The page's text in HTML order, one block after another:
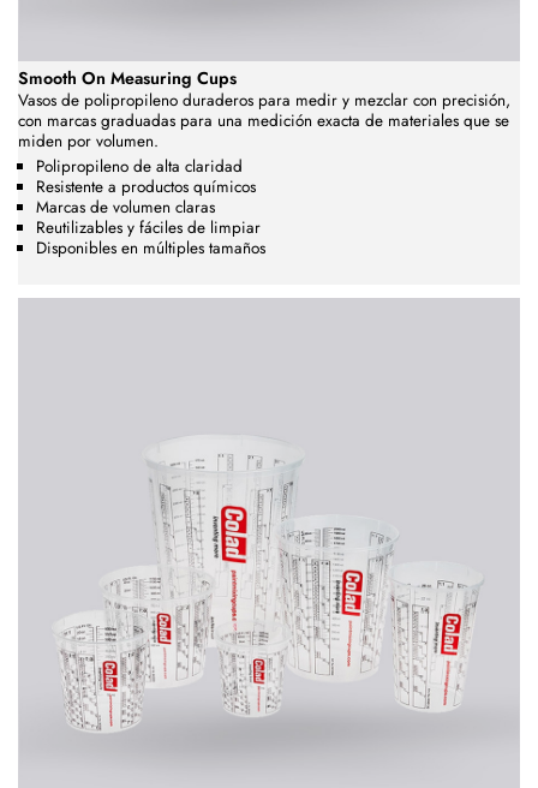
Smooth On Measuring Cups
Vasos de polipropileno duraderos para medir y mezclar con precisión,
con marcas graduadas para una medición exacta de materiales que se
miden por volumen.
Polipropileno de alta claridad
Resistente a productos químicos
Marcas de volumen claras
Reutilizables y fáciles de limpiar
Disponibles en múltiples tamaños